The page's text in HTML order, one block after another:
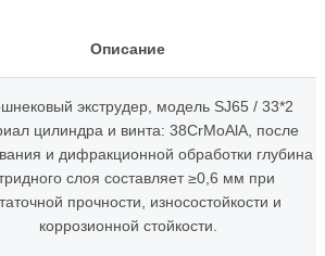
Описание
экструдер, модель SJ65 / 33*2
цилиндра и винта: 38CrMoAlA, после
и дифракционной обработки глубина
слоя составляет ≥0,6 мм при
прочности, износостойкости и
коррозионной стойкости.